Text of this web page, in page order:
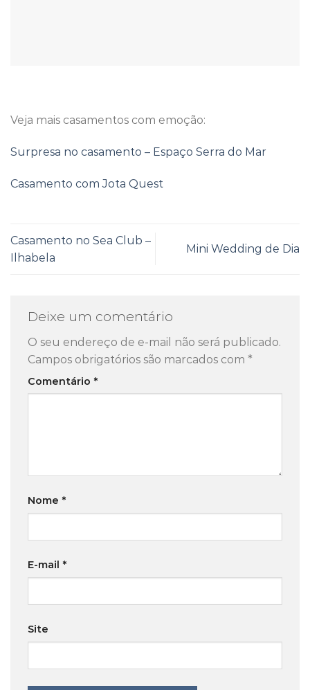
Veja mais casamentos com emoção:
Surpresa no casamento – Espaço Serra do Mar
Casamento com Jota Quest
Casamento no Sea Club –
Ilhabela
Mini Wedding de Dia
Deixe um comentário
O seu endereço de e-mail não será publicado.
Campos obrigatórios são marcados com *
Comentário *
Nome *
E-mail *
Site